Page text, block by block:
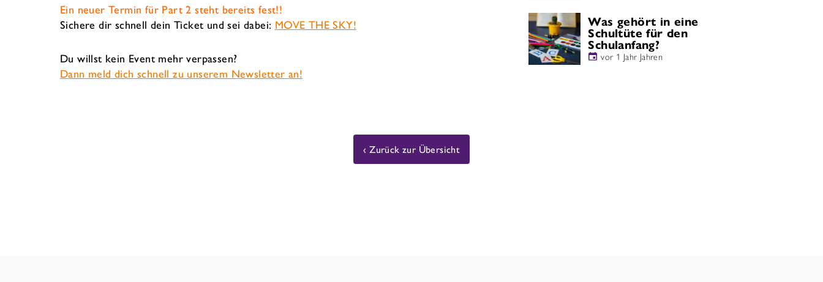
Ein neuer Termin für Part 2 steht bereits fest!!
Sichere dir schnell dein Ticket und sei dabei: MOVE THE SKY!
Du willst kein Event mehr verpassen?
Dann meld dich schnell zu unserem Newsletter an!
Was gehört in eine
Schultüte für den
Schulanfang?
vor 1 Jahr Jahren
Zurück zur Übersicht